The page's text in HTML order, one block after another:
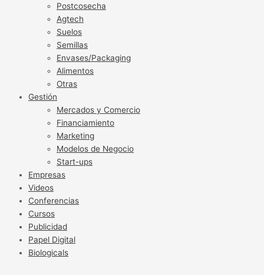
Postcosecha
Agtech
Suelos
Semillas
Envases/Packaging
Alimentos
Otras
Gestión
Mercados y Comercio
Financiamiento
Marketing
Modelos de Negocio
Start-ups
Empresas
Videos
Conferencias
Cursos
Publicidad
Papel Digital
Biologicals